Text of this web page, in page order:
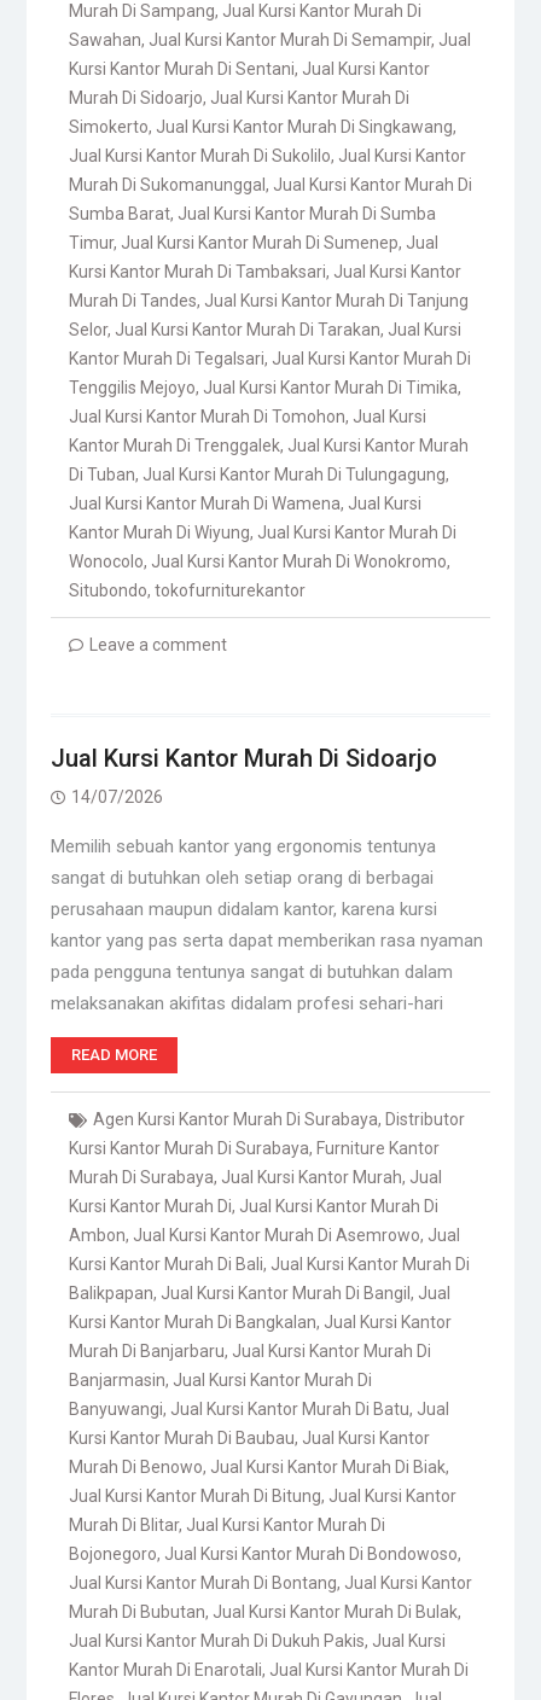
Murah Di Sampang, Jual Kursi Kantor Murah Di
Sawahan, Jual Kursi Kantor Murah Di Semampir, Jual
Kursi Kantor Murah Di Sentani, Jual Kursi Kantor
Murah Di Sidoarjo, Jual Kursi Kantor Murah Di
Simokerto, Jual Kursi Kantor Murah Di Singkawang,
Jual Kursi Kantor Murah Di Sukolilo, Jual Kursi Kantor
Murah Di Sukomanunggal , Jual Kursi Kantor Murah Di
Sumba Barat, Jual Kursi Kantor Murah Di Sumba
Timur, Jual Kursi Kantor Murah Di Sumenep, Jual
Kursi Kantor Murah Di Tambaksari, Jual Kursi Kantor
Murah Di Tandes, Jual Kursi Kantor Murah Di Tanjung
Selor, Jual Kursi Kantor Murah Di Tarakan, Jual Kursi
Kantor Murah Di Tegalsari, Jual Kursi Kantor Murah Di
Tenggilis Mejoyo, Jual Kursi Kantor Murah Di Timika,
Jual Kursi Kantor Murah Di Tomohon, Jual Kursi
Kantor Murah Di Trenggalek, Jual Kursi Kantor Murah
Di Tuban, Jual Kursi Kantor Murah Di Tulungagung,
Jual Kursi Kantor Murah Di Wamena, Jual Kursi
Kantor Murah Di Wiyung, Jual Kursi Kantor Murah Di
Wonocolo, Jual Kursi Kantor Murah Di Wonokromo,
Situbondo, tokofurniturekantor
Leave a comment
Jual Kursi Kantor Murah Di Sidoarjo
14/07/2026
Memilih sebuah kantor yang ergonomis tentunya
sangat di butuhkan oleh setiap orang di berbagai
perusahaan maupun didalam kantor, karena kursi
kantor yang pas serta dapat memberikan rasa nyaman
pada pengguna tentunya sangat di butuhkan dalam
melaksanakan akifitas didalam profesi sehari-hari
READ MORE
Agen Kursi Kantor Murah Di Surabaya, Distributor
Kursi Kantor Murah Di Surabaya, Furniture Kantor
Murah Di Surabaya, Jual Kursi Kantor Murah, Jual
Kursi Kantor Murah Di, Jual Kursi Kantor Murah Di
Ambon, Jual Kursi Kantor Murah Di Asemrowo, Jual
Kursi Kantor Murah Di Bali, Jual Kursi Kantor Murah Di
Balikpapan, Jual Kursi Kantor Murah Di Bangil , Jual
Kursi Kantor Murah Di Bangkalan, Jual Kursi Kantor
Murah Di Banjarbaru, Jual Kursi Kantor Murah Di
Banjarmasin, Jual Kursi Kantor Murah Di
Banyuwangi, Jual Kursi Kantor Murah Di Batu, Jual
Kursi Kantor Murah Di Baubau, Jual Kursi Kantor
Murah Di Benowo, Jual Kursi Kantor Murah Di Biak,
Jual Kursi Kantor Murah Di Bitung, Jual Kursi Kantor
Murah Di Blitar, Jual Kursi Kantor Murah Di
Bojonegoro, Jual Kursi Kantor Murah Di Bondowoso,
Jual Kursi Kantor Murah Di Bontang, Jual Kursi Kantor
Murah Di Bubutan, Jual Kursi Kantor Murah Di Bulak,
Jual Kursi Kantor Murah Di Dukuh Pakis, Jual Kursi
Kantor Murah Di Enarotali, Jual Kursi Kantor Murah Di